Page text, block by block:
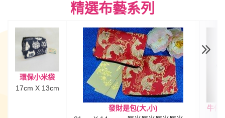
精選布藝系列
環保小米袋
17cm X 13cm
發財是包(大,小)
牛仔